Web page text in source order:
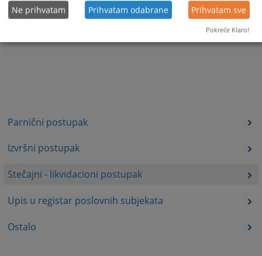
Parnični postupak
Izvršni postupak
Stečajni - likvidacioni postupak
Upis u registar poslovnih subjekata
Ostalo
Ne prihvatam Prihvatam odabrane Prihvatam sve
Pokreće Klaro!